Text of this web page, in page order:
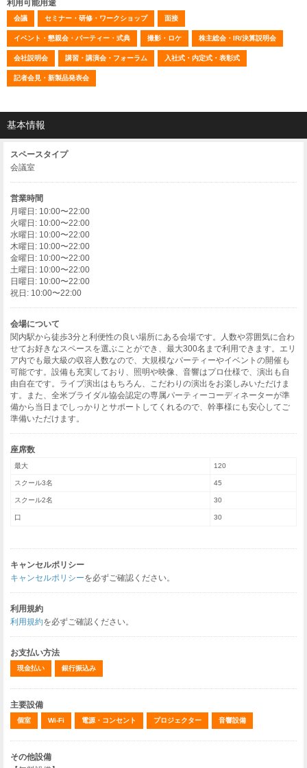
利用可能用途
会議 セミナー・研修・ワークショップ 面接
イベント・懇親会・パーティー・式典 撮影・ロケ 株主総会・IR/決算説明会
会社説明会 講習・講演会・フォーラム 入社式・内定式・表彰式
記者会見・新製品発表会
基本情報
スペースタイプ
会議室
営業時間
月曜日: 10:00〜22:00
火曜日: 10:00〜22:00
水曜日: 10:00〜22:00
木曜日: 10:00〜22:00
金曜日: 10:00〜22:00
土曜日: 10:00〜22:00
日曜日: 10:00〜22:00
祝日: 10:00〜22:00
会場について
関内駅から徒歩3分と利便性の良い場所にある会場です。人数や雰囲気に合わ
せてお好きなスペースを選ぶことができ、最大300名まで利用できます。エリ
ア内でも最大級の収容人数なので、大規模なパーティーやイベントの開催も
可能です。設備も充実しており、照明や映像、音響はプロ仕様で、演出も自
由自在です。ライブ演出はもちろん、こだわりの演出をお楽しみいただけま
す。また、全米ブライダル協会認定の専属パーティーコーディネーターが準
備から当日までしっかりとサポートしてくれるので、幹事様にも安心してご
準備いただけます。
座席数
最大 120
スクール3名 45
スクール2名 30
口 30
キャンセルポリシー
キャンセルポリシーを必ずご確認ください。
利用規約
利用規約を必ずご確認ください。
お支払い方法
現金払い 銀行振込み
主要設備
個室 Wi-Fi 電源・コンセント プロジェクター 音響設備
その他設備